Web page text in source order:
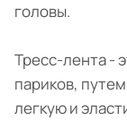
головы.
Тресс-лента -
париков,
легкую и